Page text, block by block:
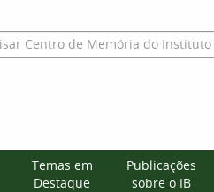
Temas em
Destaque
Publicações
sobre o IB